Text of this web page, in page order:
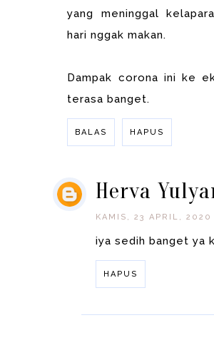
yang meninggal
hari nggak makan.
Dampak corona ini ke
terasa banget.
BALAS HAPUS
Herva
KAMIS, 23 APRIL, 2020
iya sedih banget ya
HAPUS